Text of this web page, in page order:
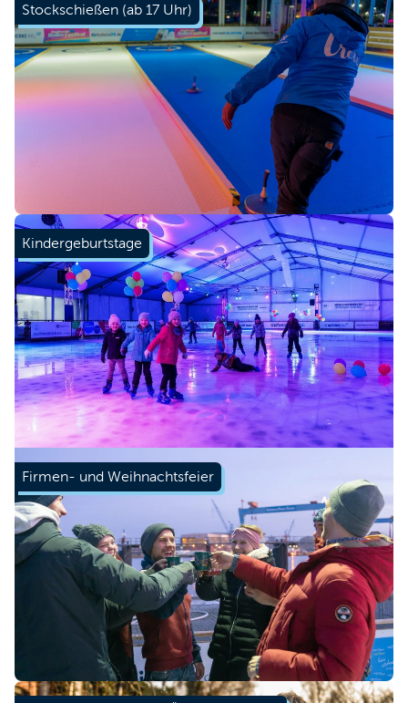
Stockschießen (ab 17 Uhr)
Kindergeburtstage
Firmen- und Weihnachtsfeier